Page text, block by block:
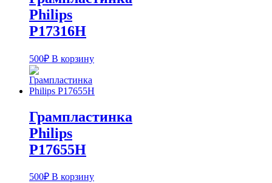
Philips
P17316H
500₽ В корзину
Грампластинка
Philips
P17655H
500₽ В корзину